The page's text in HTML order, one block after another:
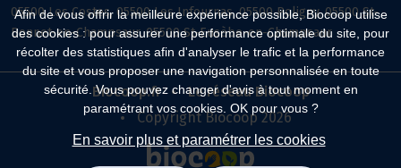
Afin de vous offrir la meilleure expérience possible, Biocoop utilise
des cookies : pour assurer une performance optimale du site, pour
récolter des statistiques afin d'analyser le trafic et la performance
du site et vous proposer une navigation personnalisée en toute
sécurité. Vous pouvez changer d'avis à tout moment en
paramétrant vos cookies. OK pour vous ?
En savoir plus et paramétrer les cookies
05500 Les Costes, 05500 Les Infournas, 05500 Poligny, 05500 St-
Bonnet-en-Champsaur, 05500 St-Eusèbe-en-Champsaur
Biocoop.fr
Le réseau Biocoop
Copyright Biocoop 2026